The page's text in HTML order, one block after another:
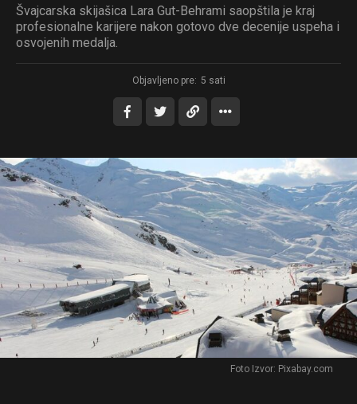
Švajcarska skijašica Lara Gut-Behrami saopštila je kraj
profesionalne karijere nakon gotovo dve decenije uspeha i
osvojenih medalja.
Objavljeno pre: 5 sati
Foto Izvor: Pixabay.com